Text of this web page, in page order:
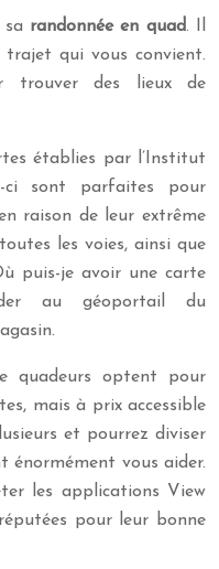
sa randonnée en quad. Il
qui vous convient.
trouver des lieux de
établies par l’Institut
ci sont parfaites pour
raison de leur extrême
les voies, ainsi que
puis-je avoir une carte
au géoportail du
quadeurs optent pour
mais à prix accessible
et pourrez diviser
énormément vous aider.
les applications View
pour leur bonne